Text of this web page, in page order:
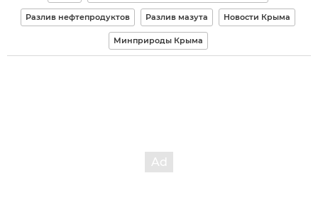
Разлив нефтепродуктов Разлив мазута Новости Крыма
Минприроды Крыма